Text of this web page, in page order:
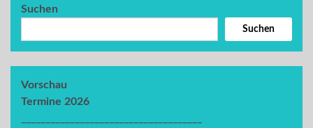
Suchen
Suchen
Vorschau
Termine 2026